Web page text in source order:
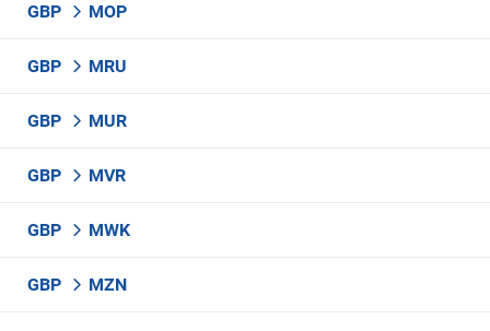
GBP MOP
GBP MRU
GBP MUR
GBP MVR
GBP MWK
GBP MZN